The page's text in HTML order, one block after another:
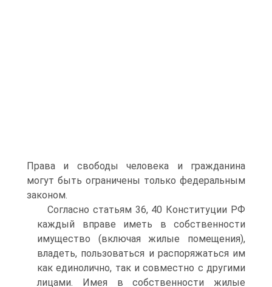
Права и свободы человека и гражданина
могут быть ограничены только федеральным
законом.
Согласно статьям 36, 40 Конституции РФ
каждый вправе иметь в собственности
имущество (включая жилые помещения),
владеть, пользоваться и распоряжаться им
как единолично, так и совместно с другими
лицами. Имея в собственности жилые